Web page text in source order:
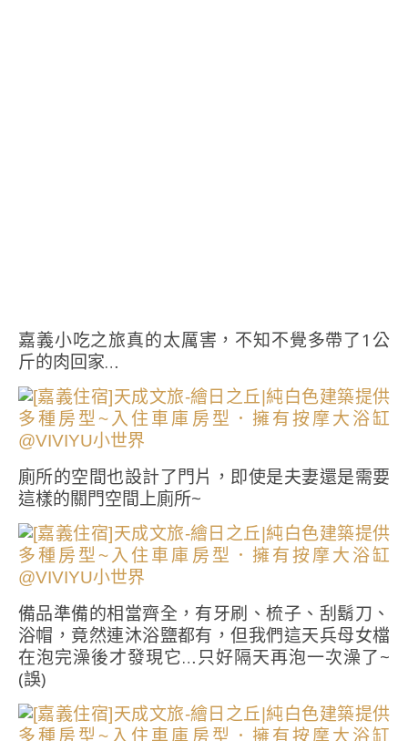
嘉義小吃之旅真的太厲害，不知不覺多帶了1公
斤的肉回家…
廁所的空間也設計了門片，即使是夫妻還是需要
這樣的關門空間上廁所~
備品準備的相當齊全，有牙刷、梳子、刮鬍刀、
浴帽，竟然連沐浴鹽都有，但我們這天兵母女檔
在泡完澡後才發現它…只好隔天再泡一次澡了~
(誤)